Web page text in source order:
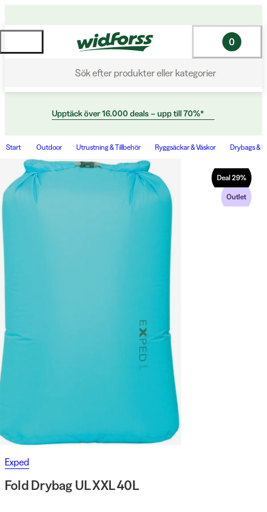
Sök efter produkter eller kategorier
0
Upptäck över 16.000 deals – upp till 70%*
Start Outdoor Utrustning & Tillbehör Ryggsäckar & Väskor Drybags &
Deal 29%
Outlet
Exped
Fold Drybag UL XXL 40L